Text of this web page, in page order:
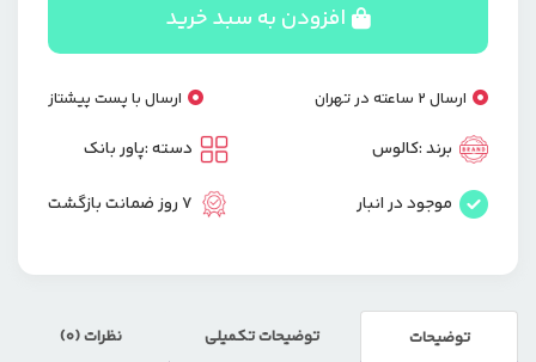
مدل
H95
Pro
ظرفیت
95000
میلی‌
آمپر
ساعت
افزودن به سبد خرید
ارسال 2 ساعته در تهران ارسال با پست پیشتاز
برند :کالوس
موجود در انبار
دسته :پاور بانک
7 روز ضمانت بازگشت
توضیحات توضیحات تکمیلی نظرات (0)